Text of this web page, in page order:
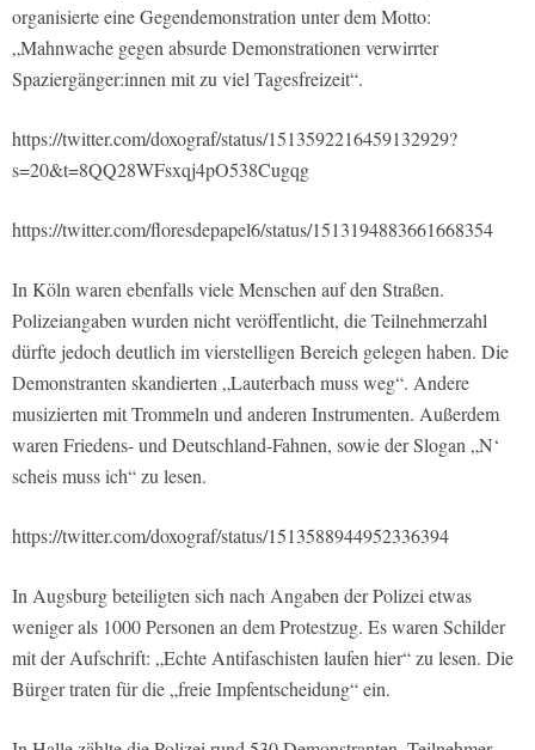
organisierte eine Gegendemonstration unter dem Motto:
„Mahnwache gegen absurde Demonstrationen verwirrter
Spaziergänger:innen mit zu viel Tagesfreizeit“.
https://twitter.com/doxograf/status/1513592216459132929?
s=20&t=8QQ28WFsxqj4pO538Cugqg
https://twitter.com/floresdepapel6/status/1513194883661668354
In Köln waren ebenfalls viele Menschen auf den Straßen.
Polizeiangaben wurden nicht veröffentlicht, die Teilnehmerzahl
dürfte jedoch deutlich im vierstelligen Bereich gelegen haben. Die
Demonstranten skandierten „Lauterbach muss weg“. Andere
musizierten mit Trommeln und anderen Instrumenten. Außerdem
waren Friedens- und Deutschland-Fahnen, sowie der Slogan „N‘
scheis muss ich“ zu lesen.
https://twitter.com/doxograf/status/1513588944952336394
In Augsburg beteiligten sich nach Angaben der Polizei etwas
weniger als 1000 Personen an dem Protestzug. Es waren Schilder
mit der Aufschrift: „Echte Antifaschisten laufen hier“ zu lesen. Die
Bürger traten für die „freie Impfentscheidung“ ein.